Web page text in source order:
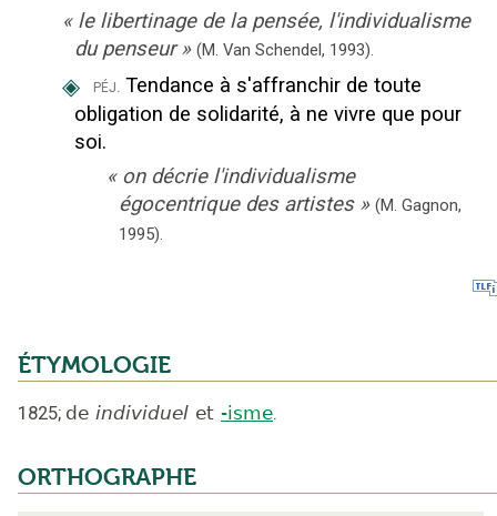
« le libertinage de la pensée, l'individualisme
du penseur » (M. Van Schendel, 1993).
◈ péj. Tendance à s'affranchir de toute
obligation de solidarité, à ne vivre que pour
soi.
« on décrie l'individualisme
égocentrique des artistes » (M. Gagnon,
1995).
ÉTYMOLOGIE
1825; de individuel et -isme.
ORTHOGRAPHE